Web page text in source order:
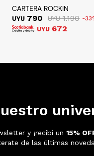
CARTERA ROCKIN
UYU 790 UYU 1.190 33
UYU 672
y ¡recibí un 15%
de las últimas